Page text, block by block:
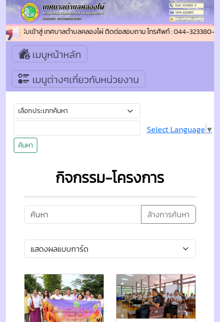
อนรับเข้าสู่ เทศบาลตำบลคลองไผ่ ติดต่อสอบถาม โทรศัพท์ : 044-323380-2 โ
เมนูหน้าหลัก
เมนูต่างๆเกี่ยวกับหน่วยงาน
ค้นหา
Select Language ▼
กิจกรรม-โครงการ
ล้างการค้นหา